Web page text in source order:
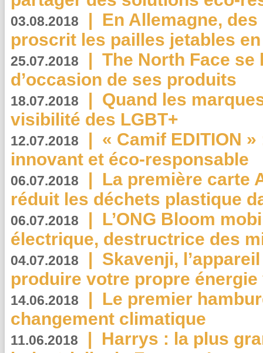
03.08.2018 | En Allemagne,
proscrit les pailles jetables
25.07.2018 | The North Face se
d’occasion de ses produits
18.07.2018 | Quand les
visibilité des LGBT+
12.07.2018 | « Camif EDITION
innovant et éco-responsable
06.07.2018 | La première carte
réduit les déchets plastique
06.07.2018 | L’ONG Bloom
électrique, destructrice des
04.07.2018 | Skavenji,
produire votre propre
14.06.2018 | Le premier
changement climatique
11.06.2018 | Harrys : la plus